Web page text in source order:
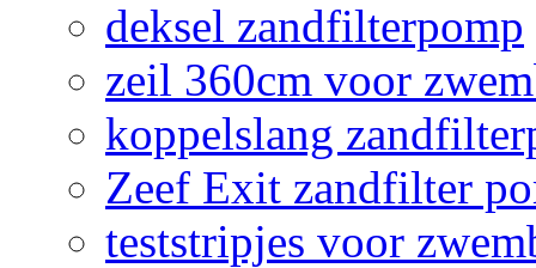
deksel zandfilterpomp
zeil 360cm voor
koppelslang
Zeef Exit zandfilter
teststripjes voor